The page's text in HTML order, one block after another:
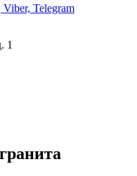
Telegram
1